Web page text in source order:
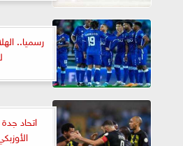
رسميا..
اتحاد